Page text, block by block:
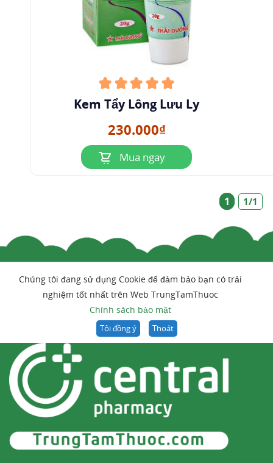
Kem Tẩy Lông Lưu Ly
230.000₫
Mua ngay
1 1/1
Chúng tôi đang sử dụng Cookie để đảm bảo bạn có trải
nghiệm tốt nhất trên Web TrungTamThuoc
Chính sách bảo mật
Tôi đồng ý Thoát